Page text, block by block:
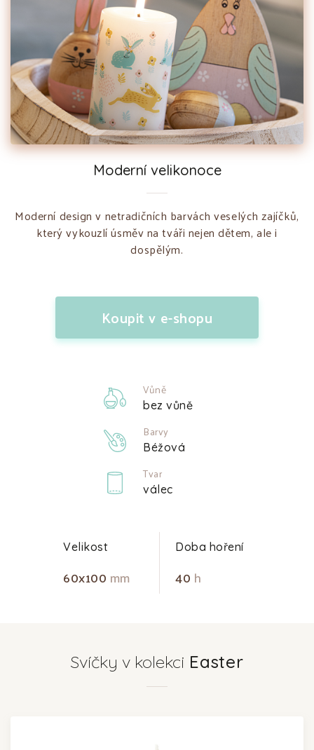
Moderní velikonoce
Moderní design v netradičních barvách veselých zajíčků,
který vykouzlí úsměv na tváři nejen dětem, ale i
dospělým.
Koupit v e-shopu
Vůně
bez vůně
Barvy
Béžová
Tvar
válec
Velikost Doba hoření
60x100 mm 40 h
Svíčky v kolekci Easter